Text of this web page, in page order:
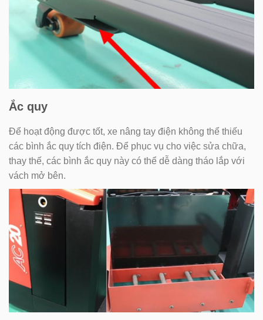
Ắc quy
Để hoạt động được tốt, xe nâng tay điện không thể thiếu
các bình ắc quy tích điện. Để phục vụ cho việc sửa chữa,
thay thế, các bình ắc quy này có thể dễ dàng tháo lắp với
vách mở bên.